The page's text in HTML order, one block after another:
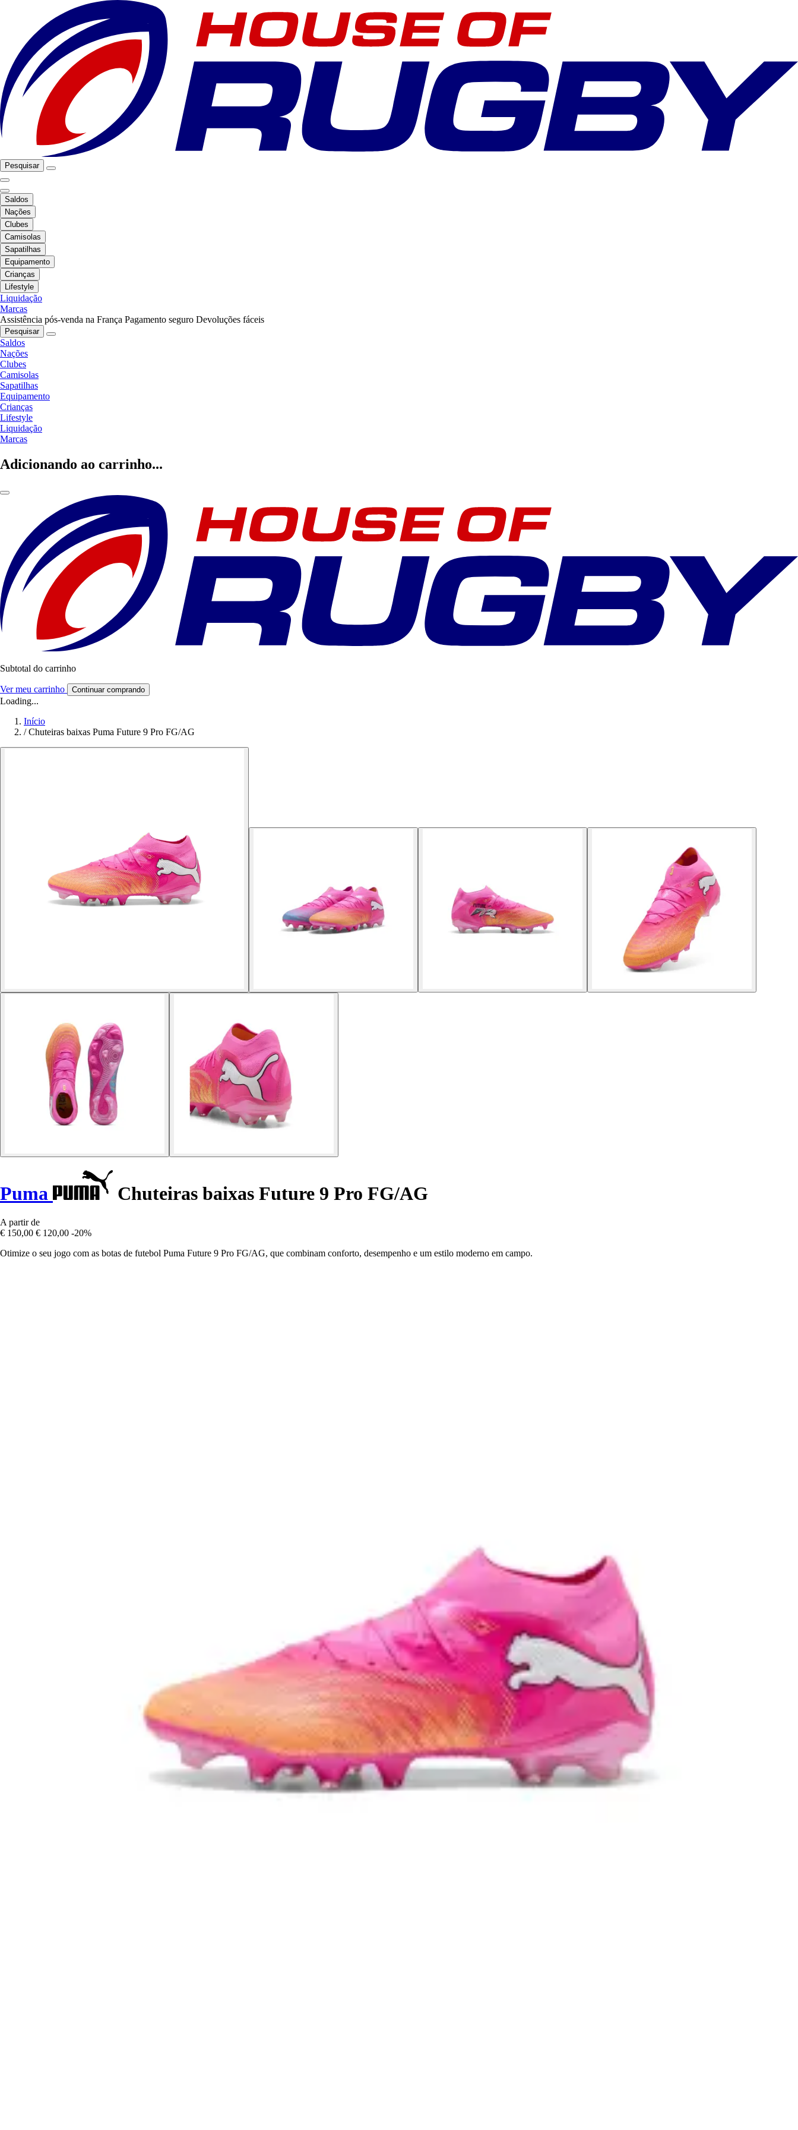
Pesquisar
Saldos
Nações
Clubes
Camisolas
Sapatilhas
Equipamento
Crianças
Lifestyle
Liquidação
Marcas
Assistência pós-venda na França Pagamento seguro Devoluções fáceis
Pesquisar
Saldos
Nações
Clubes
Camisolas
Sapatilhas
Equipamento
Crianças
Lifestyle
Liquidação
Marcas
Adicionando ao carrinho...
Subtotal do carrinho
Ver meu carrinho Continuar comprando
Loading...
Início
/ Chuteiras baixas Puma Future 9 Pro FG/AG
Puma Chuteiras baixas Future 9 Pro FG/AG
A partir de
€ 150,00 € 120,00 -20%
Otimize o seu jogo com as botas de futebol Puma Future 9 Pro FG/AG, que combinam conforto, desempenho e um estilo moderno em campo.